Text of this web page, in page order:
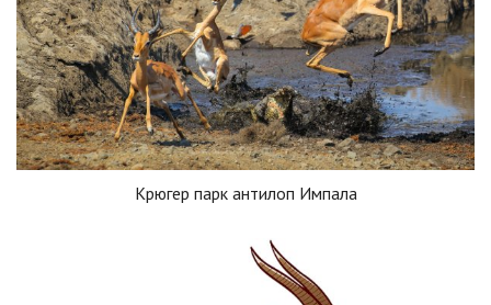
Крюгер парк антилоп Импала